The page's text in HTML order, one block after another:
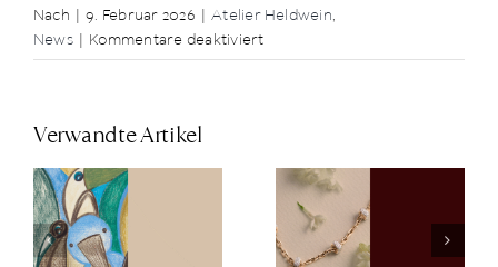
Nach 9. Februar 2026 Atelier Heldwein,
News
Kommentare deaktiviertfür
Juwelier
Opernball
Verwandte Artikel
Pomellato
Clip-Ons für
neue